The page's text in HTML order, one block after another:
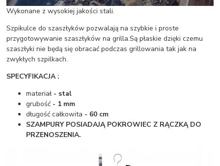
Wykonane z wysokiej jakości stali.
Szpikulce do szaszłyków pozwalają na szybkie i proste
przygotowywanie szaszłyków na grilla.Są płaskie dzięki czemu
szaszłyki nie będą się obracać podczas grillowania tak jak na
zwykłych szpilkach.
SPECYFIKACJA :
materiał - stal
grubość - 1 mm
długość całkowita - 60 cm
SZAMPURY POSIADAJĄ POKROWIEC Z RĄCZKĄ DO
PRZENOSZENIA.